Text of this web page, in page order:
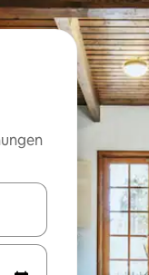
den Pfeiltasten nach